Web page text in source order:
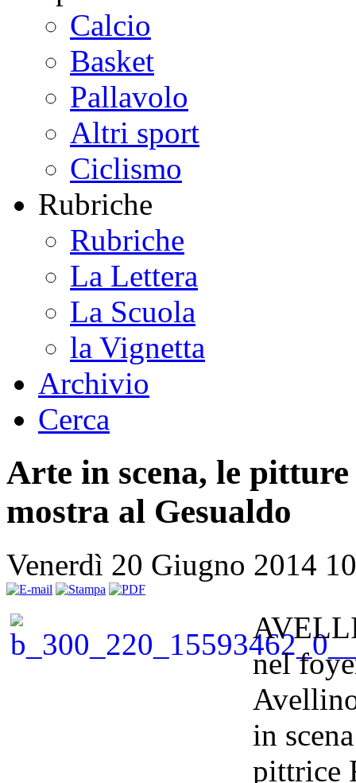
Calcio
Basket
Pallavolo
Altri sport
Ciclismo
Rubriche
Rubriche
La Lettera
La Scuola
la Vignetta
Archivio
Cerca
Arte in scena, le
mostra al Gesualdo
Venerdì 20 Giugno 2014
nel
in
pittrice